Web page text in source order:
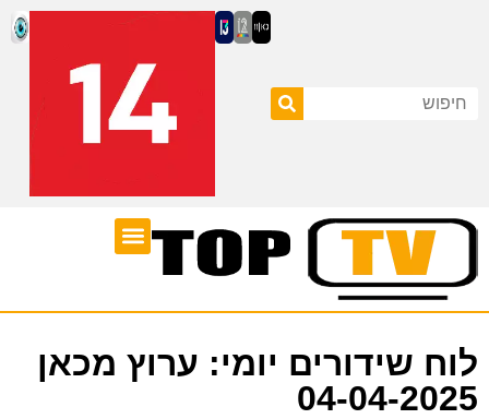
לוח שידורים יומי: ערוץ מכאן
04-04-2025